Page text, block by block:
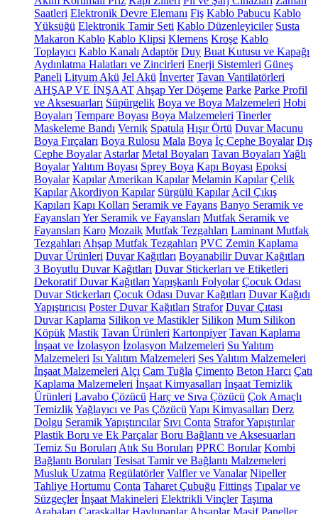
Saatleri Elektronik Devre Elemanı Fiş Kablo Pabucu Kablo
Yüksüğü Elektronik Tamir Seti Kablo Düzenleyiciler Susta
Makaron Kablo Kablo Klipsi Klemens Kroşe Kablo
Toplayıcı Kablo Kanalı Adaptör Duy Buat Kutusu ve Kapağı
Aydınlatma Halatları ve Zincirleri Enerji Sistemleri Güneş
Paneli Lityum Akü Jel Akü İnverter Tavan Vantilatörleri
AHŞAP VE İNŞAAT Ahşap Yer Döşeme Parke Parke Profil
ve Aksesuarları Süpürgelik Boya ve Boya Malzemeleri Hobi
Boyaları Tempare Boyası Boya Malzemeleri Tinerler
Maskeleme Bandı Vernik Spatula Hışır Örtü Duvar Macunu
Boya Fırçaları Boya Rulosu Mala Boya İç Cephe Boyalar Dış
Cephe Boyalar Astarlar Metal Boyaları Tavan Boyaları Yağlı
BoyalarYalıtım Boyası Sprey Boya Kapı Boyası Epoksi
Boyalar Kapılar Amerikan Kapılar Melamin Kapılar Çelik
Kapılar Akordiyon Kapılar Sürgülü Kapılar Acil Çıkış
Kapıları Kapı Kolları Seramik ve Fayans Banyo Seramik ve
Fayansları Yer Seramik ve Fayansları Mutfak Seramik ve
Fayansları Karo Mozaik Mutfak Tezgahları Laminant Mutfak
Tezgahları Ahşap Mutfak Tezgahları PVC Zemin Kaplama
Duvar Ürünleri Duvar Kağıtları Boyanabilir Duvar Kağıtları
3 Boyutlu Duvar Kağıtları Duvar Stickerları ve Etiketleri
Dekoratif Duvar Kağıtları Yapışkanlı Folyolar Çocuk Odası
Duvar Stickerları Çocuk Odası Duvar Kağıtları Duvar Kağıdı
Yapıştırıcısı Poster Duvar Kağıtları Strafor Duvar Çıtası
Duvar Kaplama Silikon ve Mastikler Silikon Mum Silikon
Köpük Mastik Tavan Ürünleri Kartonpiyer Tavan Kaplama
İnşaat ve İzolasyon İzolasyon Malzemeleri Su Yalıtım
Malzemeleri Isı Yalıtım Malzemeleri Ses Yalıtım Malzemeleri
İnşaat Malzemeleri Alçı Cam Tuğla Çimento Beton Harcı Çatı
Kaplama Malzemeleri İnşaat Kimyasalları İnşaat Temizlik
Ürünleri Lavabo Çözücü Harç ve Sıva Çözücü Çok Amaçlı
TemizlikYağlayıcı ve Pas Çözücü Yapı Kimyasalları Derz
Dolgu Seramik Yapıştırıcılar Sıvı Conta Strafor Yapıştırılar
Plastik Boru ve Ek Parçalar Boru Bağlantı ve Aksesuarları
Temiz Su Boruları Atık Su Boruları PPRC Borular Kombi
Bağlantı Boruları Tesisat Tamir ve Bağlantı Malzemeleri
Musluk Uzatma Regülatörler Valfler ve Vanalar Nipeller
Tahliye Hortumu Conta Taharet Çubuğu Fittings Tıpalar ve
Süzgeçler İnşaat Makineleri Elektrikli Vinçler Taşıma
Arabaları Caraskallar Havlupanlar Ahşaplar Masif Paneller